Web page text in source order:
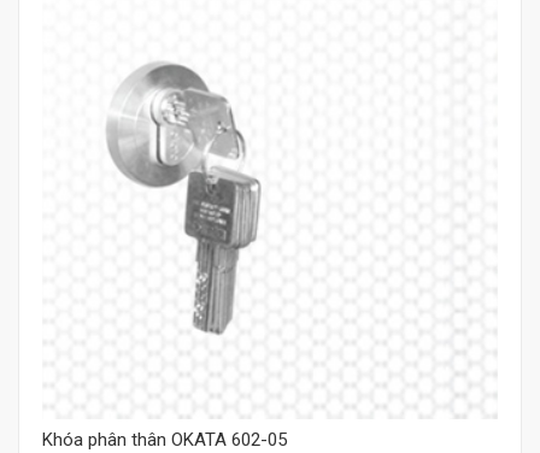
Khóa phân thân OKATA 602-05